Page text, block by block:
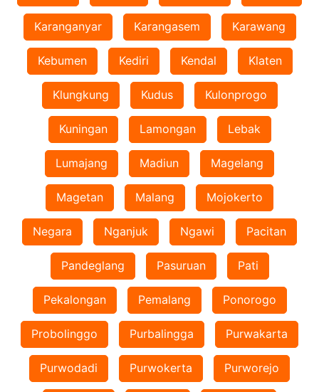
Karanganyar Karangasem Karawang
Kebumen Kediri Kendal Klaten
Klungkung Kudus Kulonprogo
Kuningan Lamongan Lebak
Lumajang Madiun Magelang
Magetan Malang Mojokerto
Negara Nganjuk Ngawi Pacitan
Pandeglang Pasuruan Pati
Pekalongan Pemalang Ponorogo
Probolinggo Purbalingga Purwakarta
Purwodadi Purwokerta Purworejo